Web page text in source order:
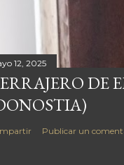
12, 2025
DE
Publicar un